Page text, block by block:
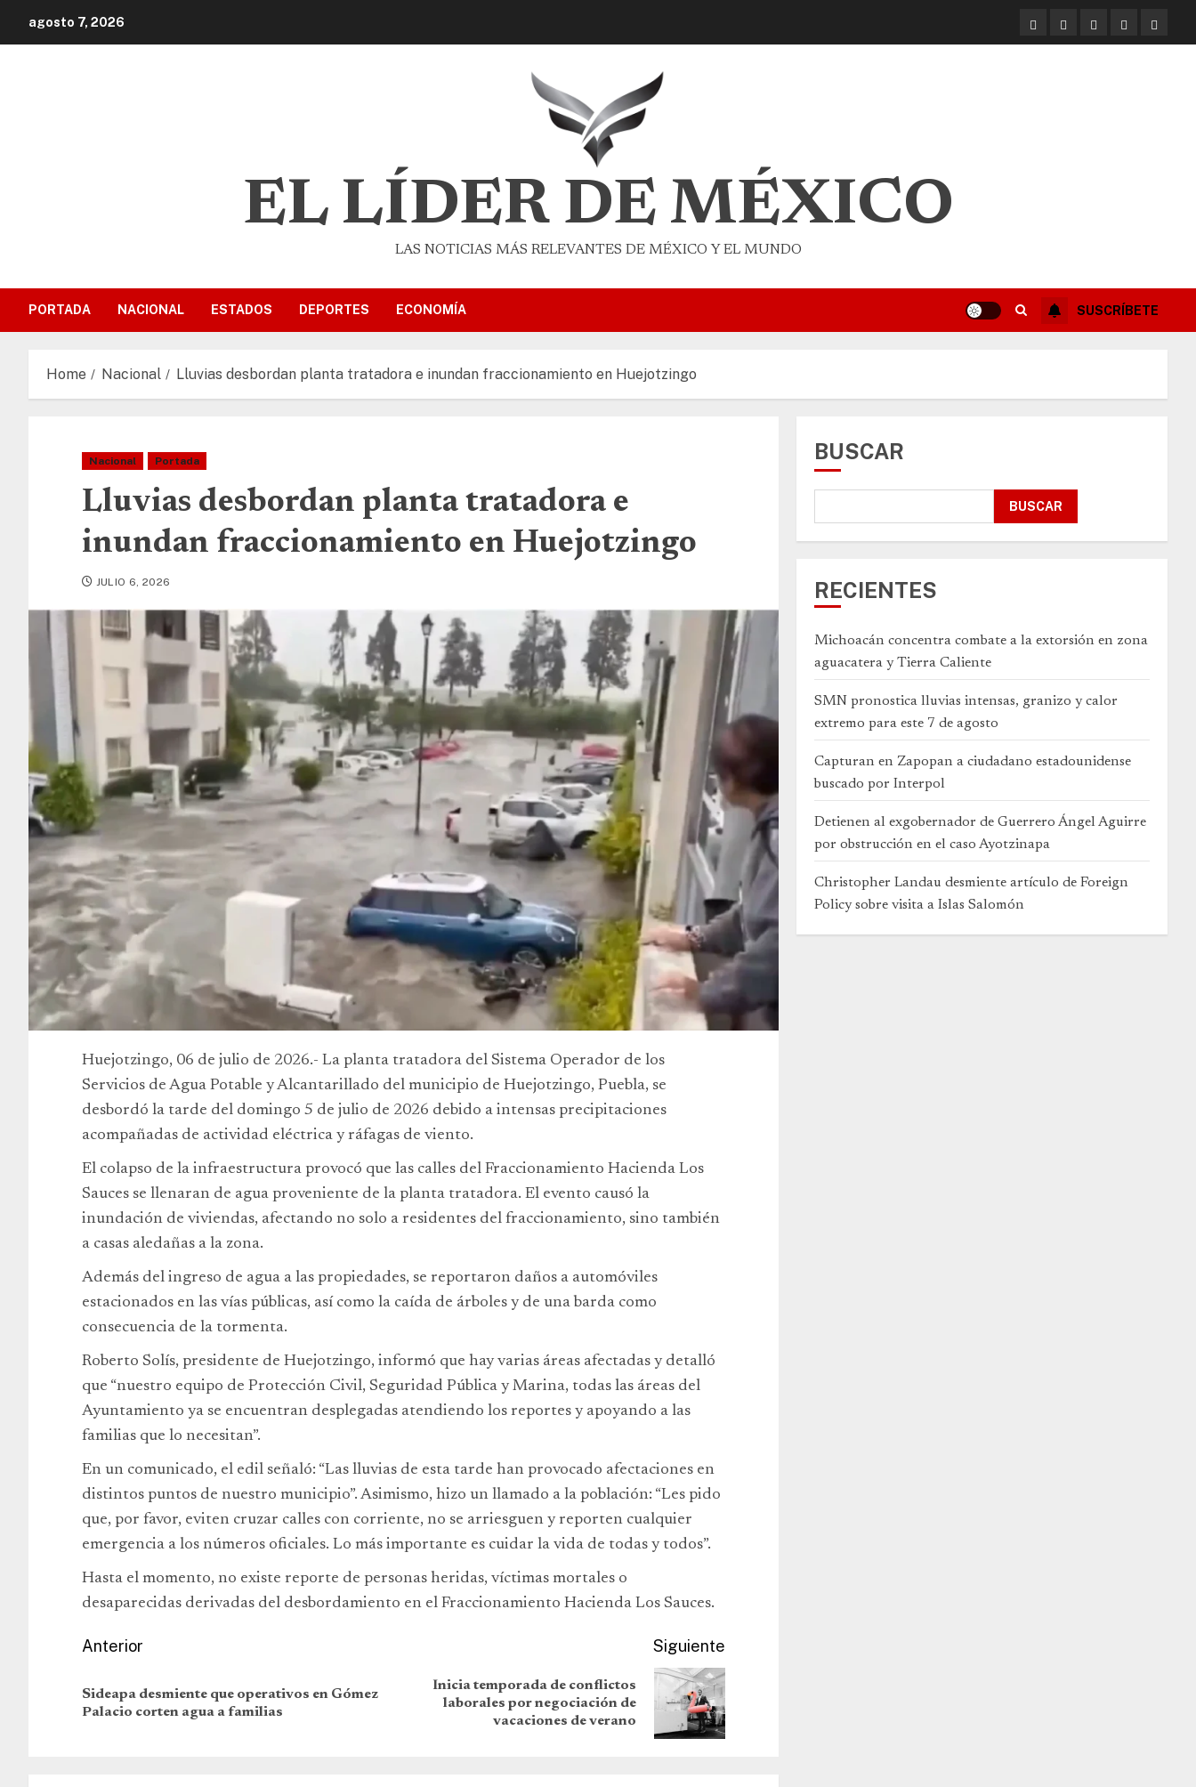
agosto 7, 2026
EL LÍDER DE MÉXICO
LAS NOTICIAS MÁS RELEVANTES DE MÉXICO Y EL MUNDO
PORTADA NACIONAL ESTADOS DEPORTES ECONOMÍA SUSCRÍBETE
Home Nacional Lluvias desbordan planta tratadora e inundan fraccionamiento en Huejotzingo
Nacional Portada
Lluvias desbordan planta tratadora e
inundan fraccionamiento en Huejotzingo
JULIO 6, 2026
Huejotzingo, 06 de julio de 2026.- La planta tratadora del Sistema Operador de los
Servicios de Agua Potable y Alcantarillado del municipio de Huejotzingo, Puebla, se
desbordó la tarde del domingo 5 de julio de 2026 debido a intensas precipitaciones
acompañadas de actividad eléctrica y ráfagas de viento.
El colapso de la infraestructura provocó que las calles del Fraccionamiento Hacienda Los
Sauces se llenaran de agua proveniente de la planta tratadora. El evento causó la
inundación de viviendas, afectando no solo a residentes del fraccionamiento, sino también
a casas aledañas a la zona.
Además del ingreso de agua a las propiedades, se reportaron daños a automóviles
estacionados en las vías públicas, así como la caída de árboles y de una barda como
consecuencia de la tormenta.
Roberto Solís, presidente de Huejotzingo, informó que hay varias áreas afectadas y detalló
que “nuestro equipo de Protección Civil, Seguridad Pública y Marina, todas las áreas del
Ayuntamiento ya se encuentran desplegadas atendiendo los reportes y apoyando a las
familias que lo necesitan”.
En un comunicado, el edil señaló: “Las lluvias de esta tarde han provocado afectaciones en
distintos puntos de nuestro municipio”. Asimismo, hizo un llamado a la población: “Les pido
que, por favor, eviten cruzar calles con corriente, no se arriesguen y reporten cualquier
emergencia a los números oficiales. Lo más importante es cuidar la vida de todas y todos”.
Hasta el momento, no existe reporte de personas heridas, víctimas mortales o
desaparecidas derivadas del desbordamiento en el Fraccionamiento Hacienda Los Sauces.
Anterior
Sideapa desmiente que operativos en Gómez
Palacio corten agua a familias
Siguiente
Inicia temporada de conflictos
laborales por negociación de
vacaciones de verano
BUSCAR
BUSCAR
RECIENTES
Michoacán concentra combate a la extorsión en zona
aguacatera y Tierra Caliente
SMN pronostica lluvias intensas, granizo y calor
extremo para este 7 de agosto
Capturan en Zapopan a ciudadano estadounidense
buscado por Interpol
Detienen al exgobernador de Guerrero Ángel Aguirre
por obstrucción en el caso Ayotzinapa
Christopher Landau desmiente artículo de Foreign
Policy sobre visita a Islas Salomón